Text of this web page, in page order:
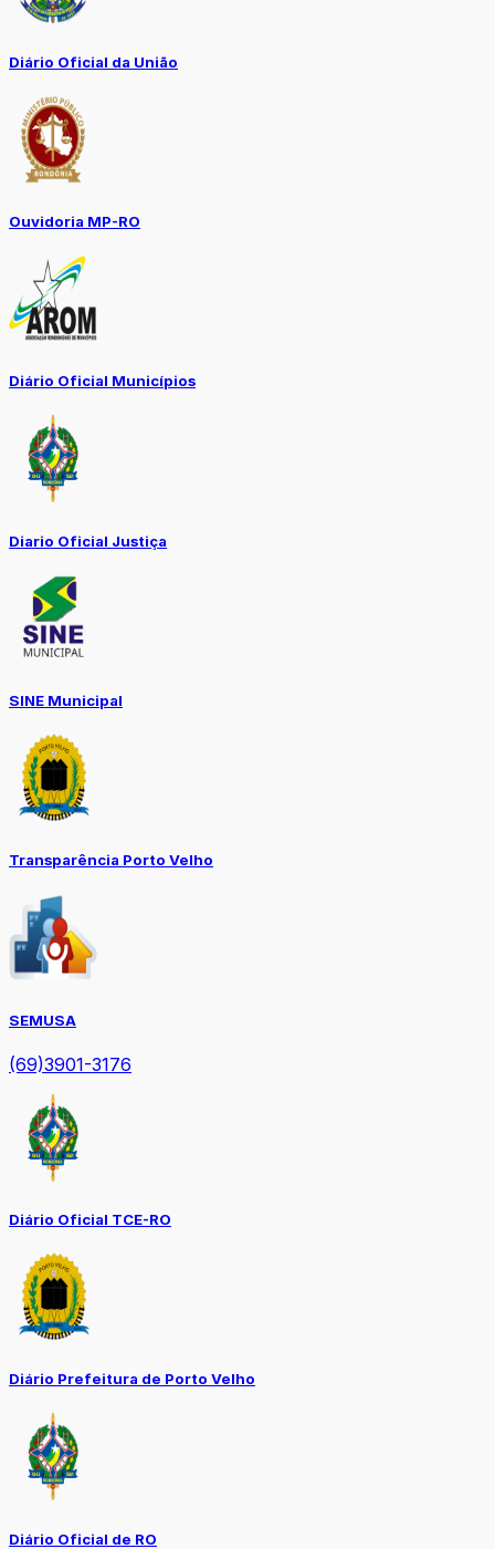
Diário Oficial da União
Ouvidoria MP-RO
Diário Oficial Municípios
Diario Oficial Justiça
SINE Municipal
Transparência Porto Velho
SEMUSA
(69)3901-3176
Diário Oficial TCE-RO
Diário Prefeitura de Porto Velho
Diário Oficial de RO